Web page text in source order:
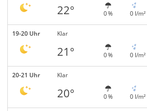
22° 0 % 0 l/m²
19-20 Uhr Klar
21° 0 % 0 l/m²
20-21 Uhr Klar
20° 0 % 0 l/m²